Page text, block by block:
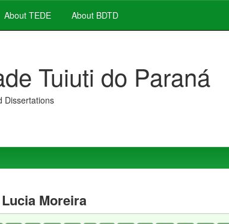
About TEDE About BDTD
Tuiuti do Paraná
Dissertations
Moreira